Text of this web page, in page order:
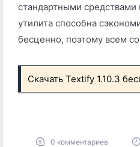
стандартными средствами
утилита способна
бесценно, поэтому всем
Скачать Textify 1.10.3
0 комментариев